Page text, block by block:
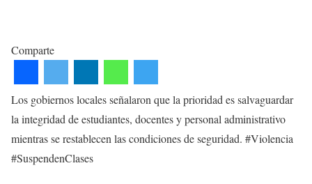
Comparte
Los gobiernos locales señalaron que la prioridad es salvaguardar
la integridad de estudiantes, docentes y personal administrativo
mientras se restablecen las condiciones de seguridad. #Violencia
#SuspendenClases